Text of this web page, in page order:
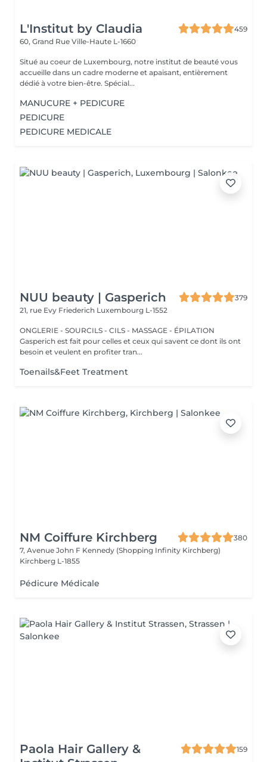
L'Institut by Claudia
459
60, Grand Rue Ville-Haute L-1660
Situé au coeur de Luxembourg, notre institut de beauté vous
accueille dans un cadre moderne et apaisant, entièrement
dédié à votre bien-être. Spécial...
MANUCURE + PEDICURE
PEDICURE
PEDICURE MEDICALE
NUU beauty | Gasperich
379
21, rue Evy Friederich Luxembourg L-1552
ONGLERIE - SOURCILS - CILS - MASSAGE - ÉPILATION
Gasperich est fait pour celles et ceux qui savent ce dont ils ont
besoin et veulent en profiter tran...
Toenails&Feet Treatment
NM Coiffure Kirchberg
380
7, Avenue John F Kennedy (Shopping Infinity Kirchberg)
Kirchberg L-1855
Pédicure Médicale
Paola Hair Gallery &
159